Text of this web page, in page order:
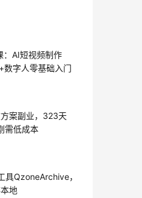
：AI短视频制作
字人零基础入门
案副业，323天
需低成本
具QzoneArchive，
地